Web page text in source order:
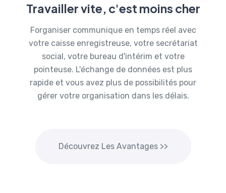
Travailler vite, c'est moins cher
Forganiser communique en temps réel avec
votre caisse enregistreuse, votre secrétariat
social, votre bureau d'intérim et votre
pointeuse. L'échange de données est plus
rapide et vous avez plus de possibilités pour
gérer votre organisation dans les délais.
Découvrez Les Avantages >>